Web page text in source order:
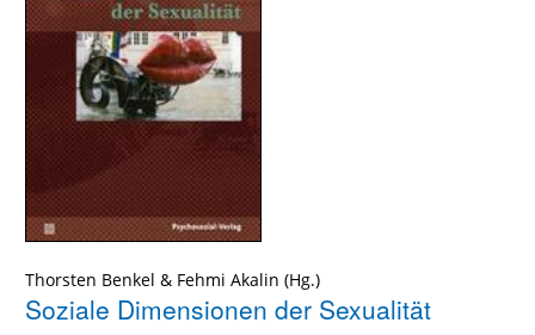
Thorsten Benkel & Fehmi Akalin
Soziale Dimensionen der Sexualität